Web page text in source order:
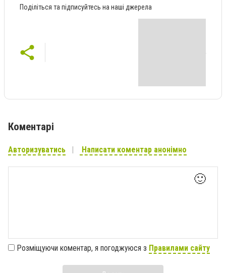
Поділіться та підписуйтесь на наші джерела
Коментарі
Авторизуватись Написати коментар анонімно
🙂
Розміщуючи коментар, я погоджуюся з Правилами сайту